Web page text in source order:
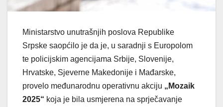
Ministarstvo unutrašnjih poslova Republike
Srpske saopćilo je da je, u saradnji s Europolom
te policijskim agencijama Srbije, Slovenije,
Hrvatske, Sjeverne Makedonije i Mađarske,
provelo međunarodnu operativnu akciju „Mozaik
2025“ koja je bila usmjerena na sprječavanje